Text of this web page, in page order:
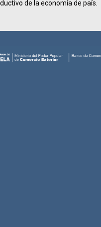
de la economía de país.